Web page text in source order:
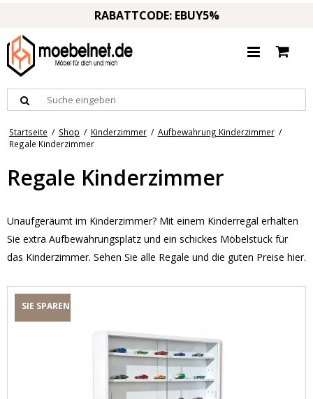
RABATTCODE: EBUY5%
Startseite / Shop / Kinderzimmer / Aufbewahrung Kinderzimmer /
Regale Kinderzimmer
Regale Kinderzimmer
Unaufgeräumt im Kinderzimmer? Mit einem Kinderregal erhalten
Sie extra Aufbewahrungsplatz und ein schickes Möbelstück für
das Kinderzimmer. Sehen Sie alle Regale und die guten Preise hier.
SIE SPAREN